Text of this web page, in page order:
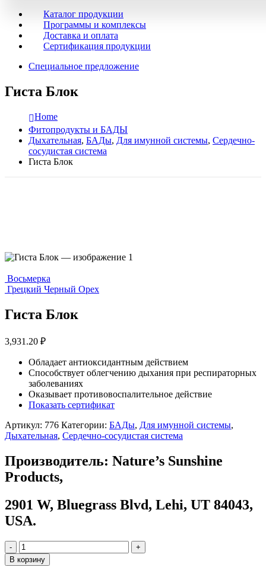
Каталог продукции
Программы и комплексы
Доставка и оплата
Сертификация продукции
Специальное предложение
Гиста Блок
Home
Фитопродукты и БАДЫ
Дыхательная, БАДы, Для имунной системы, Сердечно-
сосудистая система
Гиста Блок
Восьмерка
Грецкий Черный Орех
Гиста Блок
3,931.20 ₽
Обладает антиоксидантным действием
Способствует облегчению дыхания при респираторных
заболеваниях
Оказывает противовоспалительное действие
Показать сертификат
Артикул: 776 Категории: БАДы, Для имунной системы,
Дыхательная, Сердечно-сосудистая система
Производитель: Nature’s Sunshine
Products,
2901 W, Bluegrass Blvd, Lehi, UT 84043,
USA.
-
+
В корзину